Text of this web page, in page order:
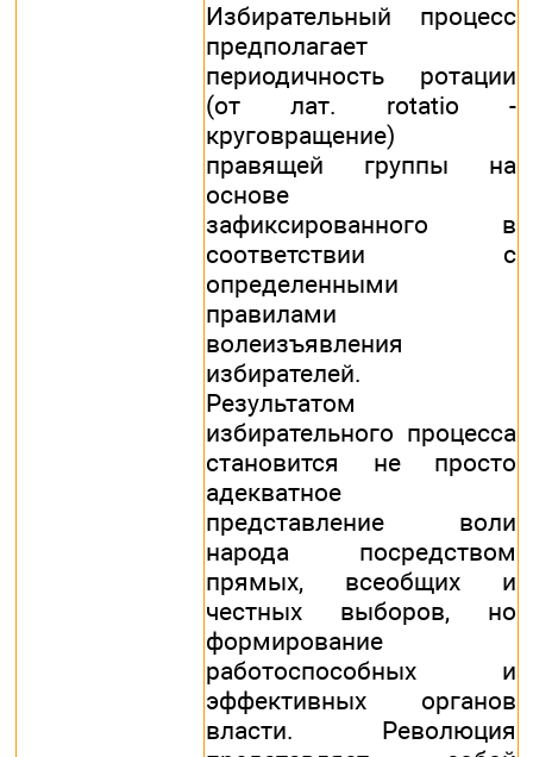
Избирательный процесс
предполагает
периодичность ротации
(от лат. rotatio -
круговращение)
правящей группы на
основе
зафиксированного в
соответствии с
определенными
правилами
волеизъявления
избирателей.
Результатом
избирательного процесса
становится не просто
адекватное
представление воли
народа посредством
прямых, всеобщих и
честных выборов, но
формирование
работоспособных и
эффективных органов
власти. Революция